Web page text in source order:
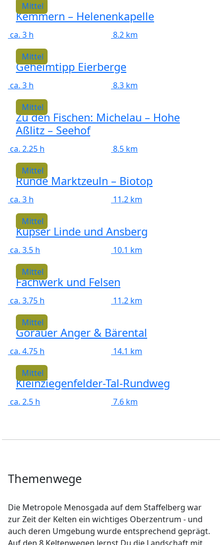
Mittel
Kemmern – Helenenkapelle
ca. 3 h
8.2 km
Mittel
Geheimtipp Eierberge
ca. 3 h
8.3 km
Mittel
Zu den Fischen: Michelau – Hohe
Aßlitz – Seehof
ca. 2.25 h
8.5 km
Mittel
Runde Marktzeuln – Biotop
ca. 3 h
11.2 km
Mittel
Küpser Linde und Ansberg
ca. 3.5 h
10.1 km
Mittel
Fachwerk und Felsen
ca. 3.75 h
11.2 km
Mittel
Görauer Anger & Bärental
ca. 4.75 h
14.1 km
Mittel
Kleinziegenfelder-Tal-Rundweg
ca. 2.5 h 7.6 km
Themenwege
Die Metropole Menosgada auf dem Staffelberg war
zur Zeit der Kelten ein wichtiges Oberzentrum - und
auch deren Umgebung wurde entsprechend geprägt.